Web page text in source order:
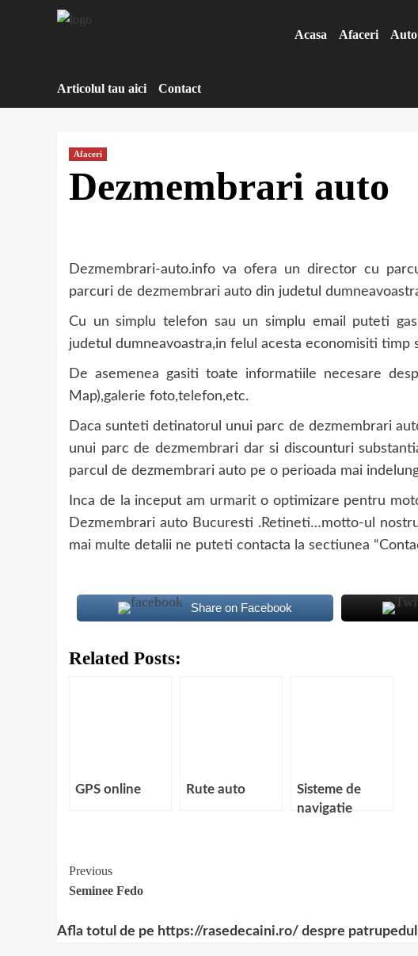
Acasa Afaceri Auto
Articolul tau aici Contact
Afaceri
Dezmembrari auto
Dezmembrari-auto.info va ofera un director cu
parcuri de dezmembrari auto din judetul
Cu un simplu telefon sau un simplu email puteti
judetul dumneavoastra,in felul acesta economisiti timp
De asemenea gasiti toate informatiile necesare
Map),galerie foto,telefon,etc.
Daca sunteti detinatorul unui parc de dezmembrari
unui parc de dezmembrari dar si discounturi
parcul de dezmembrari auto pe o perioada mai
Inca de la inceput am urmarit o optimizare pentru
Dezmembrari auto Bucuresti .Retineti…motto-ul
mai multe detalii ne puteti contacta la sectiunea
Share on Facebook
Related Posts:
GPS online Rute auto
Sisteme de
navigatie
Continue
Reading
Previous
Seminee Fedo
Afla totul de pe https://rasedecaini.ro/ despre patrupedul